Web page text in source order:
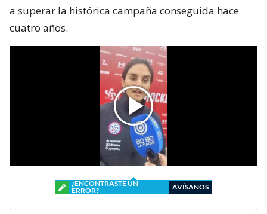
a superar la histórica campaña conseguida hace
cuatro años.
¿ENCONTRASTE UN
ERROR?
AVÍSANOS